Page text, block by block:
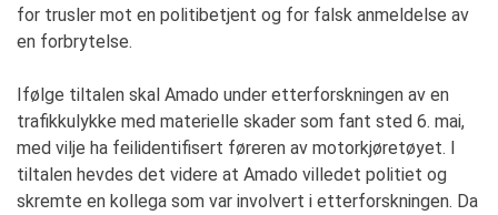
for trusler mot en politibetjent og for falsk anmeldelse av
en forbrytelse.
Ifølge tiltalen skal Amado under etterforskningen av en
trafikkulykke med materielle skader som fant sted 6. mai,
med vilje ha feilidentifisert føreren av motorkjøretøyet. I
tiltalen hevdes det videre at Amado villedet politiet og
skremte en kollega som var involvert i etterforskningen. Da